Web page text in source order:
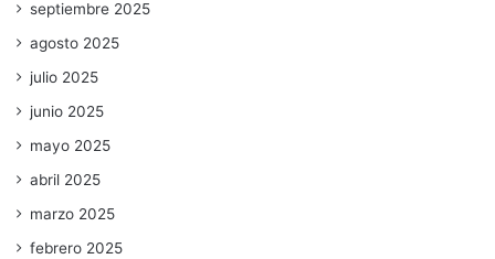
septiembre 2025
agosto 2025
julio 2025
junio 2025
mayo 2025
abril 2025
marzo 2025
febrero 2025